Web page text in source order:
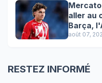
aller au
Barça,
août 07,
RESTEZ INFORMÉ